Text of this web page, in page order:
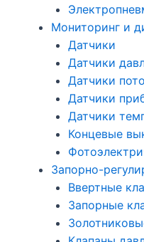
Мониторинг и
Датчики
Датчики
Датчики
Датчики
Датчики
Концевые
Запорно-
Ввертные
Запорные